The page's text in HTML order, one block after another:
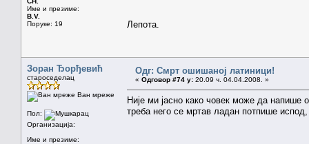
Име и презиме:
B.V.
Поруке: 19
Лепота.
Зоран Ђорђевић
староседелац
Ван мреже
Пол:
Организација:
Име и презиме:
Одг: Смрт ошишаној латиници!
« Одговор #74 у: 20.09 ч. 04.04.2008. »
Није ми јасно како човек може да
треба него се мртав ладан потпише